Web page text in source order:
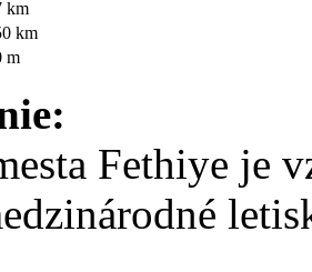
km
km
m
Fethiye je